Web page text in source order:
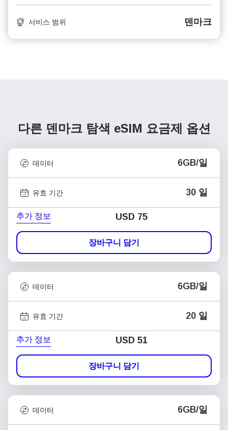
서비스 범위 덴마크
다른 덴마크 탐색 eSIM 요금제 옵션
데이터 6GB/일
유효 기간 30 일
추가 정보 USD 75
장바구니 담기
데이터 6GB/일
유효 기간 20 일
추가 정보 USD 51
장바구니 담기
데이터 6GB/일